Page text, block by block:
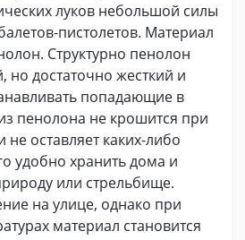
луков небольшой силы
пистолетов. Материал
Структурно пенолон
но достаточно жесткий и
попадающие в
пенолона не крошится при
не оставляет каких-либо
удобно хранить дома и
или стрельбище.
на улице, однако при
материал становится